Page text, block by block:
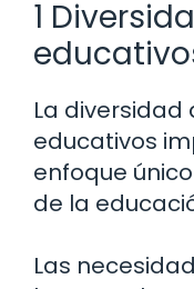
1
La diversidad
educativos
enfoque
de la
Las